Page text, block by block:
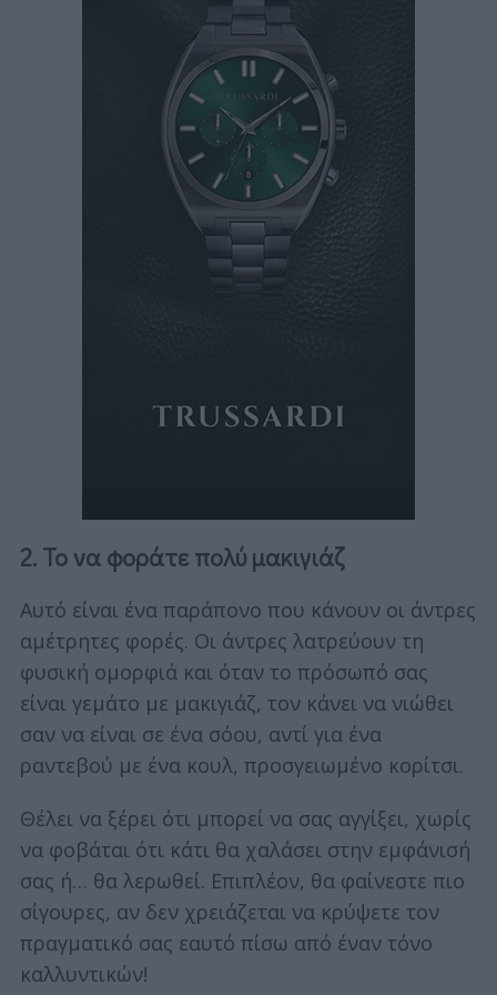
2. Το να φοράτε πολύ μακιγιάζ
Αυτό είναι ένα παράπονο που κάνουν οι άντρες
αμέτρητες φορές. Οι άντρες λατρεύουν τη
φυσική ομορφιά και όταν το πρόσωπό σας
είναι γεμάτο με μακιγιάζ, τον κάνει να νιώθει
σαν να είναι σε ένα σόου, αντί για ένα
ραντεβού με ένα κουλ, προσγειωμένο κορίτσι.
Θέλει να ξέρει ότι μπορεί να σας αγγίξει, χωρίς
να φοβάται ότι κάτι θα χαλάσει στην εμφάνισή
σας ή… θα λερωθεί. Επιπλέον, θα φαίνεστε πιο
σίγουρες, αν δεν χρειάζεται να κρύψετε τον
πραγματικό σας εαυτό πίσω από έναν τόνο
καλλυντικών!